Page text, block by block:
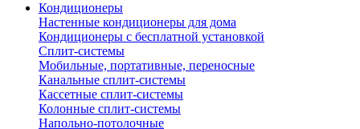
Кондиционеры
Настенные кондиционеры для дома
Кондиционеры с бесплатной установкой
Сплит-системы
Мобильные, портативные, переносные
Канальные сплит-системы
Кассетные сплит-системы
Колонные сплит-системы
Напольно-потолочные